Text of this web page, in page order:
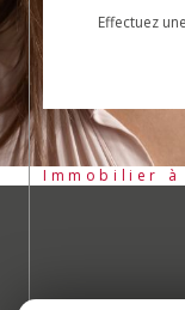
Effectuez
Immobilier